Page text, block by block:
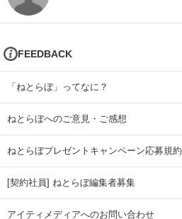
FEEDBACK
「ねとらぼ」ってなに？
ねとらぼへのご意見・ご感想
ねとらぼプレゼントキャンペーン応募規約
[契約社員] ねとらぼ編集者募集
アイティメディアへのお問い合わせ